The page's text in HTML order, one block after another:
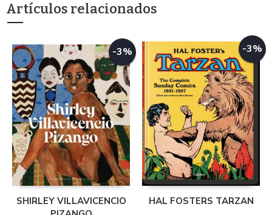
Artículos relacionados
-3%
SHIRLEY VILLAVICENCIO
-3%
HAL FOSTERS TARZAN